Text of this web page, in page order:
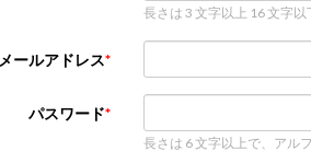
長さは 3 文字以上 16 文字
メールアドレス
パスワード
長さは 6 文字以上で、アル